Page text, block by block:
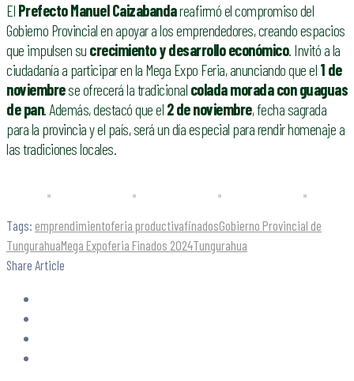
El PrefectoManuel Caizabandareafirmó el compromiso del
Gobierno Provincial en apoyar a los emprendedores, creando espacios
que impulsen su crecimiento y desarrollo económico. Invitó a la
ciudadanía a participar en la Mega Expo Feria, anunciando que el 1 de
noviembrese ofrecerá la tradicional colada morada con guaguas
de pan. Además, destacó que el 2 de noviembre, fecha sagrada
para la provincia y el país, será un día especial para rendir homenaje a
las tradiciones locales.
Tags: emprendimientoferia productivafinadosGobierno Provincial de
TungurahuaMega Expoferia Finados 2024Tungurahua
Share Article